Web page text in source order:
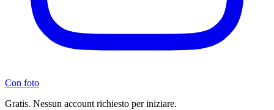
Con foto
Gratis. Nessun account richiesto per iniziare.